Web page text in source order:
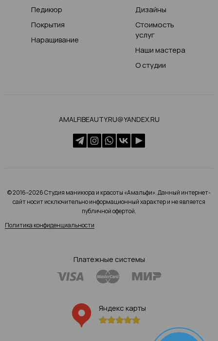
Педикюр
Покрытия
Наращивание
Дизайны
Стоимость
услуг
Наши мастера
О студии
AMALFIBEAUTY.RU@YANDEX.RU
© 2016–2026 Студия маникюра и красоты «Амальфи». Данный интернет-
сайт носит исключительно информационный характер и не является
публичной офертой.
Политика конфиденциальности
Платежные системы
Яндекс карты